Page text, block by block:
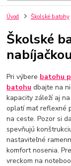
Úvod Školské batohy
Školské
nabíjačkou
Pri výbere batohu
batohu dbajte na
kapacity záleží aj
oplatí mať reflexné
na ceste. Pozor si
spevňujú
nastaviteľné
komfort nosenia.
vreckom na